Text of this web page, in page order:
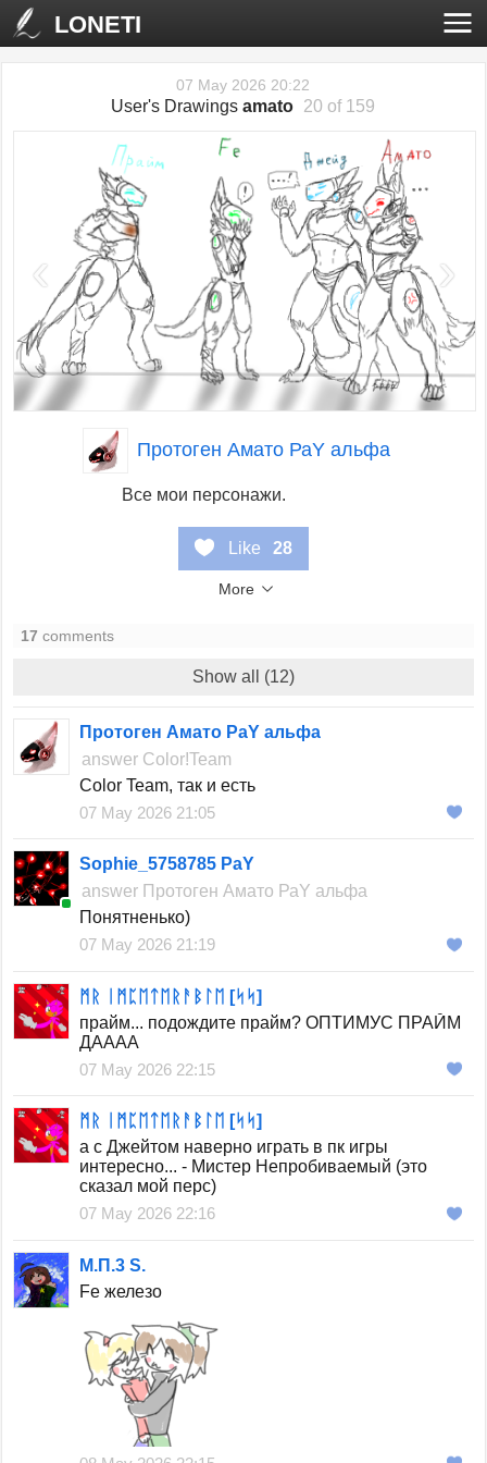
LONETI
07 May 2026 20:22
User's Drawingsamato 20 of 159
‹ ›
Протоген Амато РаY альфа
Все мои персонажи.
Like 28
More
17 comments
Show all (12)
Протоген Амато РаY альфа
answer Color!Team
Color Team, так и есть
07 May 2026 21:05
Sophie_5758785 PaY
answer Протоген Амато РаY альфа
Понятненько)
07 May 2026 21:19
ᛗᚱ ᛁᛗᛈᛖᛏᛖᚱᚨᛒᛚᛖ [ᛋᛋ]
прайм... подождите прайм? ОПТИМУС ПРАЙМ
ДАААА
07 May 2026 22:15
ᛗᚱ ᛁᛗᛈᛖᛏᛖᚱᚨᛒᛚᛖ [ᛋᛋ]
а с Джейтом наверно играть в пк игры
интересно... - Мистер Непробиваемый (это
сказал мой перс)
07 May 2026 22:16
М.П.3 S.
Fe железо